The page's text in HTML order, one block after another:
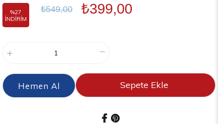
%27
İNDIRIM
₺549,00 ₺399,00